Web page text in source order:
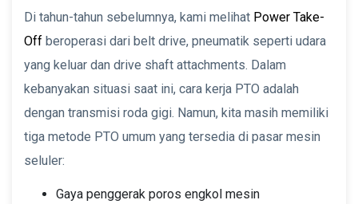
Di tahun-tahun sebelumnya, kami melihat Power Take-
Off beroperasi dari belt drive, pneumatik seperti udara
yang keluar dan drive shaft attachments. Dalam
kebanyakan situasi saat ini, cara kerja PTO adalah
dengan transmisi roda gigi. Namun, kita masih memiliki
tiga metode PTO umum yang tersedia di pasar mesin
seluler:
Gaya penggerak poros engkol mesin